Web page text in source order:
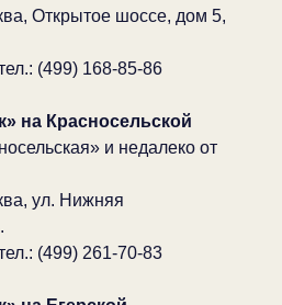
Открытое шоссе, дом 5,
(499) 168-85-86
на Красносельской
и недалеко от
ул. Нижняя
(499) 261-70-83